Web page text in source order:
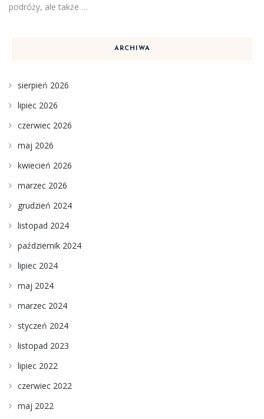
podróży, ale także …
ARCHIWA
sierpień 2026
lipiec 2026
czerwiec 2026
maj 2026
kwiecień 2026
marzec 2026
grudzień 2024
listopad 2024
październik 2024
lipiec 2024
maj 2024
marzec 2024
styczeń 2024
listopad 2023
lipiec 2022
czerwiec 2022
maj 2022